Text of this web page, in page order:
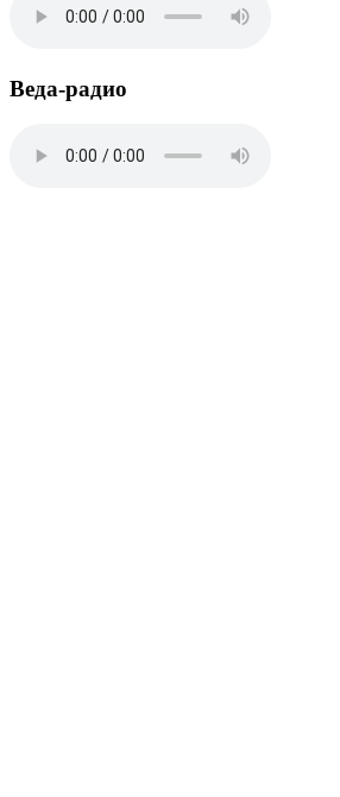
Веда-радио